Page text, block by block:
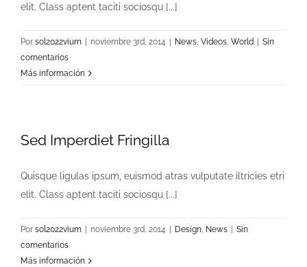
elit. Class aptent taciti sociosqu [...]
Por sol2022vium noviembre 3rd, 2014 News, Videos, World
Sin
comentarios
Más información
Sed Imperdiet Fringilla
Quisque ligulas ipsum, euismod atras vulputate iltricies etri
elit. Class aptent taciti sociosqu [...]
Por sol2022vium noviembre 3rd, 2014 Design, News
Sin
comentarios
Más información